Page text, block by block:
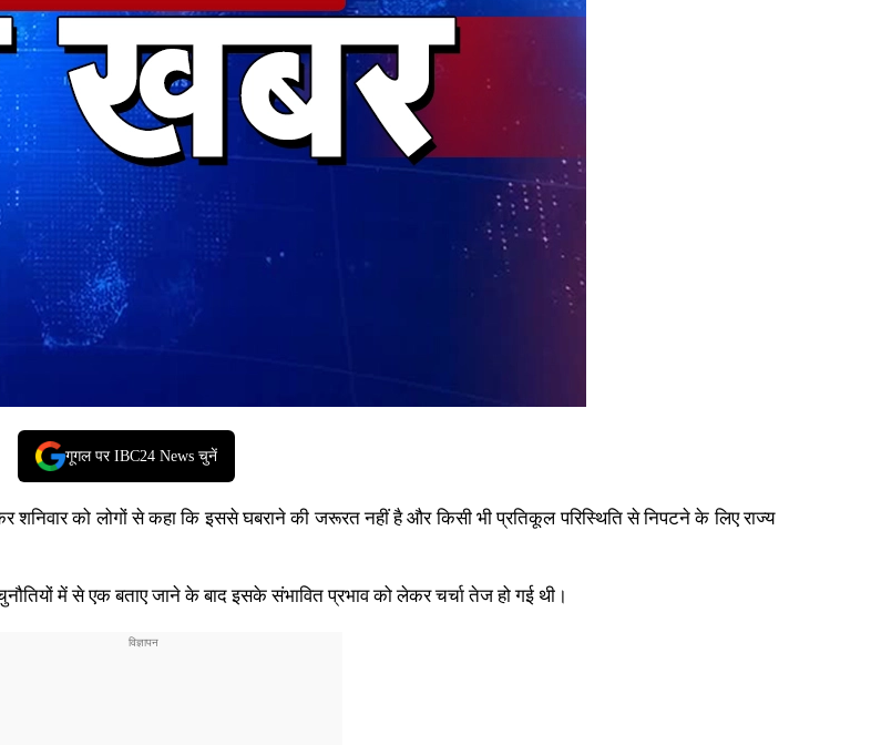
गूगल पर IBC24 News चुनें
को लोगों से कहा कि इससे घबराने की जरूरत नहीं है और किसी भी प्रतिकूल परिस्थिति से निपटने के लिए राज्य
में से एक बताए जाने के बाद इसके संभावित प्रभाव को लेकर चर्चा तेज हो गई थी।